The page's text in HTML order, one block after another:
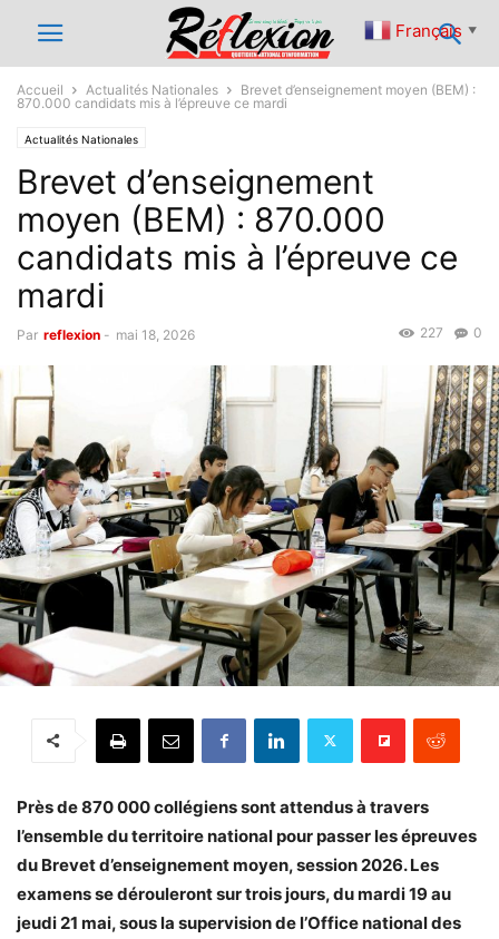
Accueil Actualités Nationales
Brevet d’enseignement moyen (BEM) :
870.000 candidats mis à l’épreuve ce mardi
Actualités Nationales
Brevet d’enseignement
moyen (BEM) : 870.000
candidats mis à l’épreuve ce
mardi
Par reflexion - mai 18, 2026 0
227
Près de 870 000 collégiens sont attendus à travers
l’ensemble du territoire national pour passer les épreuves
du Brevet d’enseignement moyen, session 2026. Les
examens se dérouleront sur trois jours, du mardi 19 au
jeudi 21 mai, sous la supervision de l’Office national des
Français ▼